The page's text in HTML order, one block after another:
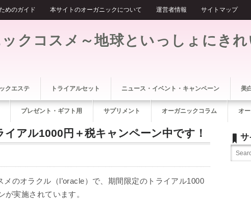
クコスメ～地球といっしょにきれ
アル1000円＋税キャンペーン中です！
メのオラクル（l’oracle）で、期間限定のトライアル1000
が実施されています。
サ
めのガイド 本サイトのオーガニックについて 運営者情報 サイトマップ
クエステ トライアルセット ニュース・イベント・キャンペーン 美
プレゼント・ギフト用 サプリメント オーガニックコラム オ